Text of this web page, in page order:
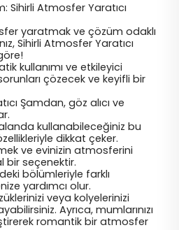
Sihirli Atmosfer Yaratıcı
yaratmak ve çözüm odaklı
Sihirli Atmosfer Yaratıcı
kullanımı ve etkileyici
çözecek ve keyifli bir
Şamdan, göz alıcı ve
kullanabileceğiniz bu
dikkat çeker.
ve evinizin atmosferini
bir seçenektir.
bölümleriyle farklı
yardımcı olur.
veya kolyelerinizi
Ayrıca, mumlarınızı
romantik bir atmosfer